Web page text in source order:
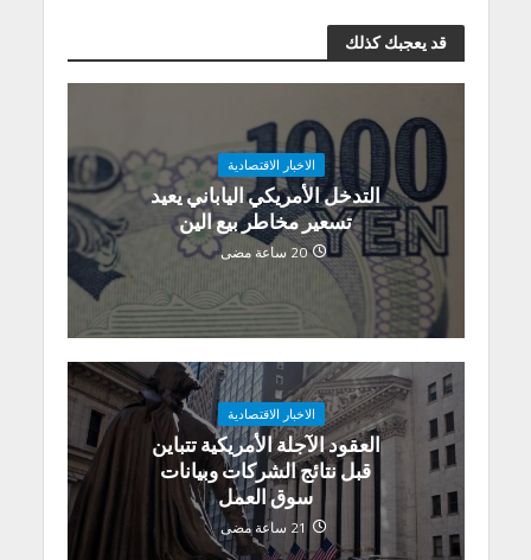
قد يعجبك كذلك
الاخبار الاقتصادية
التدخل الأمريكي الياباني يعيد
تسعير مخاطر بيع الين
20 ساعة مضى
الاخبار الاقتصادية
العقود الآجلة الأمريكية تتباين
قبل نتائج الشركات وبيانات
سوق العمل
21 ساعة مضى